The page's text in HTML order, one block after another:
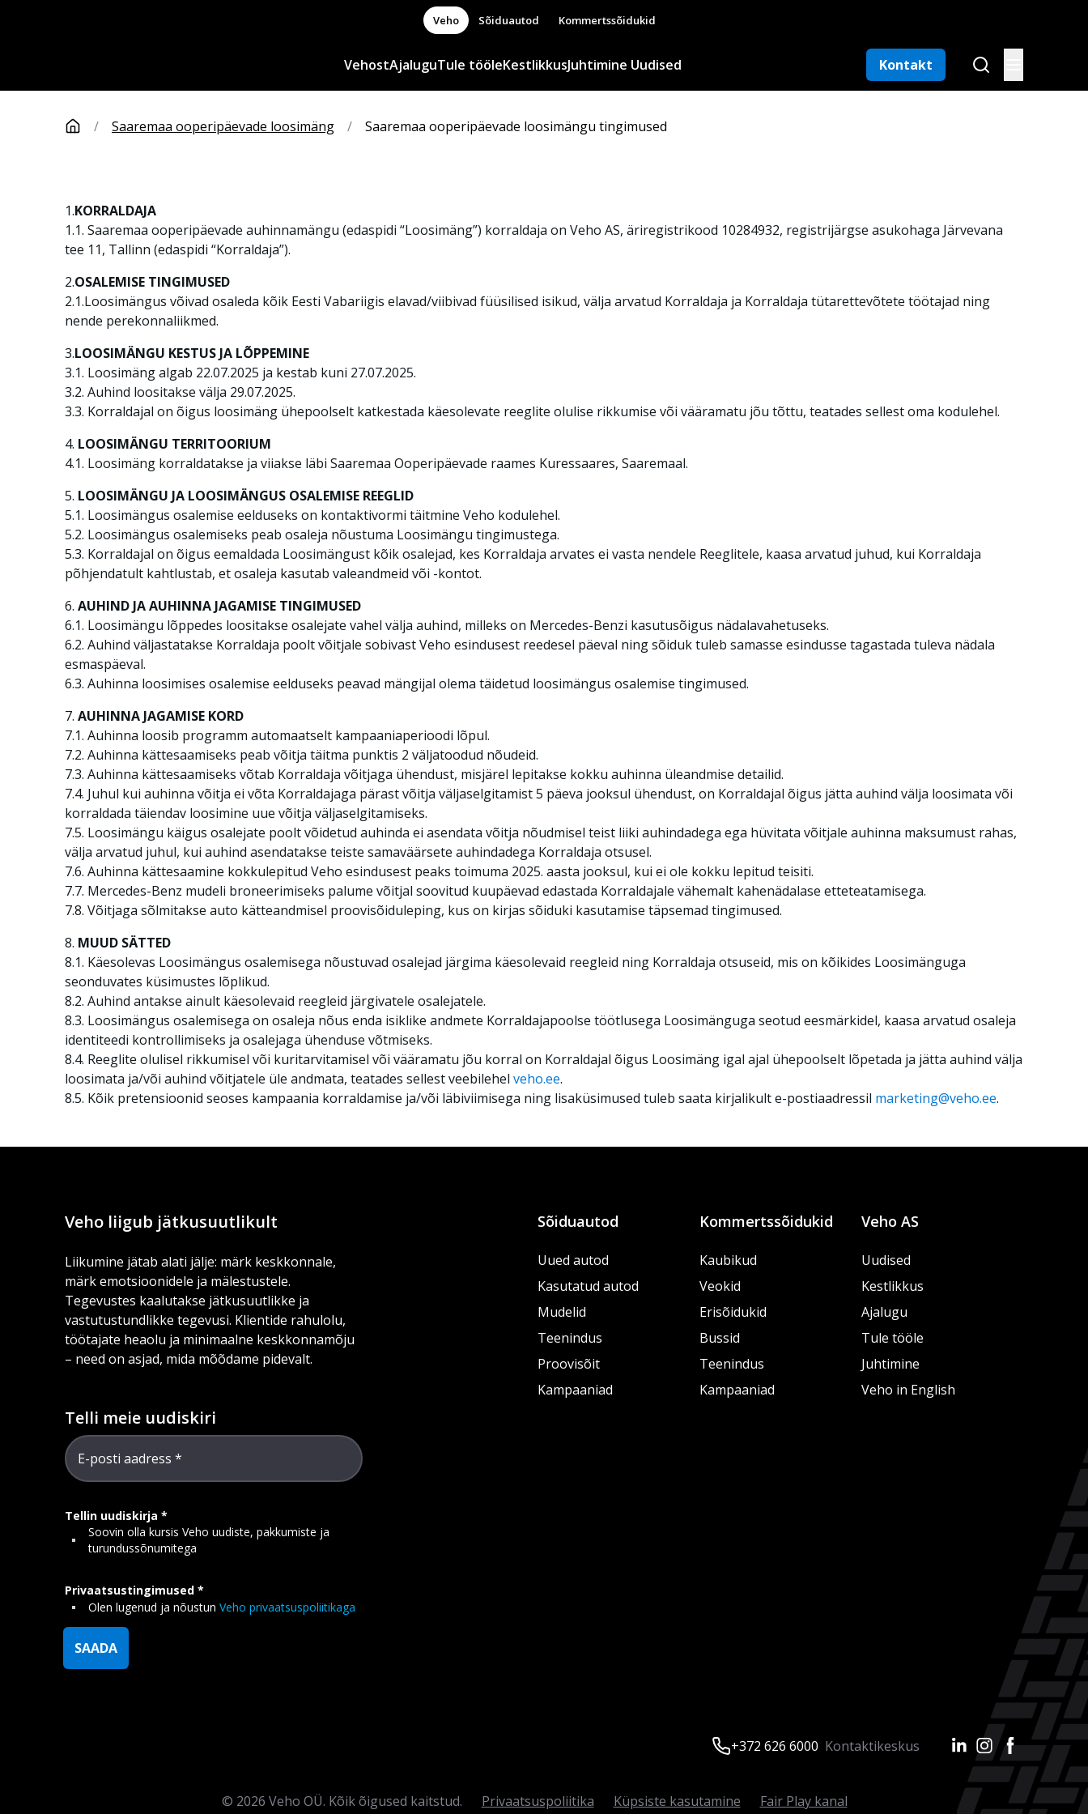
Veho Sõiduautod Kommertssõidukid
VehostAjaluguTule tööleKestlikkusJuhtimine Uudised Kontakt
/ Saaremaa ooperipäevade loosimäng / Saaremaa ooperipäevade loosimängu tingimused
1.KORRALDAJA
1.1. Saaremaa ooperipäevade auhinnamängu (edaspidi “Loosimäng”) korraldaja on Veho AS, äriregistrikood 10284932, registrijärgse asukohaga Järvevana
tee 11, Tallinn (edaspidi “Korraldaja”).
2.OSALEMISE TINGIMUSED
2.1.Loosimängus võivad osaleda kõik Eesti Vabariigis elavad/viibivad füüsilised isikud, välja arvatud Korraldaja ja Korraldaja tütarettevõtete töötajad ning
nende perekonnaliikmed.
3.LOOSIMÄNGU KESTUS JA LÕPPEMINE
3.1. Loosimäng algab 22.07.2025 ja kestab kuni 27.07.2025.
3.2. Auhind loositakse välja 29.07.2025.
3.3. Korraldajal on õigus loosimäng ühepoolselt katkestada käesolevate reeglite olulise rikkumise või vääramatu jõu tõttu, teatades sellest oma kodulehel.
4. LOOSIMÄNGU TERRITOORIUM
4.1. Loosimäng korraldatakse ja viiakse läbi Saaremaa Ooperipäevade raames Kuressaares, Saaremaal.
5. LOOSIMÄNGU JA LOOSIMÄNGUS OSALEMISE REEGLID
5.1. Loosimängus osalemise eelduseks on kontaktivormi täitmine Veho kodulehel.
5.2. Loosimängus osalemiseks peab osaleja nõustuma Loosimängu tingimustega.
5.3. Korraldajal on õigus eemaldada Loosimängust kõik osalejad, kes Korraldaja arvates ei vasta nendele Reeglitele, kaasa arvatud juhud, kui Korraldaja
põhjendatult kahtlustab, et osaleja kasutab valeandmeid või -kontot.
6. AUHIND JA AUHINNA JAGAMISE TINGIMUSED
6.1. Loosimängu lõppedes loositakse osalejate vahel välja auhind, milleks on Mercedes-Benzi kasutusõigus nädalavahetuseks.
6.2. Auhind väljastatakse Korraldaja poolt võitjale sobivast Veho esindusest reedesel päeval ning sõiduk tuleb samasse esindusse tagastada tuleva nädala
esmaspäeval.
6.3. Auhinna loosimises osalemise eelduseks peavad mängijal olema täidetud loosimängus osalemise tingimused.
7. AUHINNA JAGAMISE KORD
7.1. Auhinna loosib programm automaatselt kampaaniaperioodi lõpul.
7.2. Auhinna kättesaamiseks peab võitja täitma punktis 2 väljatoodud nõudeid.
7.3. Auhinna kättesaamiseks võtab Korraldaja võitjaga ühendust, misjärel lepitakse kokku auhinna üleandmise detailid.
7.4. Juhul kui auhinna võitja ei võta Korraldajaga pärast võitja väljaselgitamist 5 päeva jooksul ühendust, on Korraldajal õigus jätta auhind välja loosimata või
korraldada täiendav loosimine uue võitja väljaselgitamiseks.
7.5. Loosimängu käigus osalejate poolt võidetud auhinda ei asendata võitja nõudmisel teist liiki auhindadega ega hüvitata võitjale auhinna maksumust rahas,
välja arvatud juhul, kui auhind asendatakse teiste samaväärsete auhindadega Korraldaja otsusel.
7.6. Auhinna kättesaamine kokkulepitud Veho esindusest peaks toimuma 2025. aasta jooksul, kui ei ole kokku lepitud teisiti.
7.7. Mercedes-Benz mudeli broneerimiseks palume võitjal soovitud kuupäevad edastada Korraldajale vähemalt kahenädalase etteteatamisega.
7.8. Võitjaga sõlmitakse auto kätteandmisel proovisõiduleping, kus on kirjas sõiduki kasutamise täpsemad tingimused.
8. MUUD SÄTTED
8.1. Käesolevas Loosimängus osalemisega nõustuvad osalejad järgima käesolevaid reegleid ning Korraldaja otsuseid, mis on kõikides Loosimänguga
seonduvates küsimustes lõplikud.
8.2. Auhind antakse ainult käesolevaid reegleid järgivatele osalejatele.
8.3. Loosimängus osalemisega on osaleja nõus enda isiklike andmete Korraldajapoolse töötlusega Loosimänguga seotud eesmärkidel, kaasa arvatud osaleja
identiteedi kontrollimiseks ja osalejaga ühenduse võtmiseks.
8.4. Reeglite olulisel rikkumisel või kuritarvitamisel või vääramatu jõu korral on Korraldajal õigus Loosimäng igal ajal ühepoolselt lõpetada ja jätta auhind välja
loosimata ja/või auhind võitjatele üle andmata, teatades sellest veebilehel veho.ee.
8.5. Kõik pretensioonid seoses kampaania korraldamise ja/või läbiviimisega ning lisaküsimused tuleb saata kirjalikult e-postiaadressil marketing@veho.ee.
Veho liigub jätkusuutlikult
Liikumine jätab alati jälje: märk keskkonnale,
märk emotsioonidele ja mälestustele.
Tegevustes kaalutakse jätkusuutlikke ja
vastutustundlikke tegevusi. Klientide rahulolu,
töötajate heaolu ja minimaalne keskkonnamõju
– need on asjad, mida mõõdame pidevalt.
Telli meie uudiskiri
E-posti aadress
Tellin uudiskirja
Soovin olla kursis Veho uudiste, pakkumiste ja
turundussõnumitega
Privaatsustingimused
Olen lugenud ja nõustun Veho privaatsuspoliitikaga
SAADA
Sõiduautod
Uued autod
Kasutatud autod
Mudelid
Teenindus
Proovisõit
Kampaaniad
Kommertssõidukid
Kaubikud
Veokid
Erisõidukid
Bussid
Teenindus
Kampaaniad
Veho AS
Uudised
Kestlikkus
Ajalugu
Tule tööle
Juhtimine
Veho in English
+372 626 6000 Kontaktikeskus
© 2026 Veho OÜ. Kõik õigused kaitstud. Privaatsuspoliitika Küpsiste kasutamine Fair Play kanal